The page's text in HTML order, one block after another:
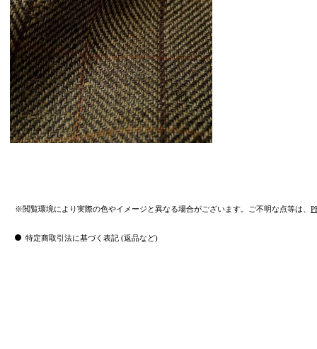
※閲覧環境により実際の色やイメージと異なる場合がございます。ご不明な点等は、
特定商取引法に基づく表記 (返品など)